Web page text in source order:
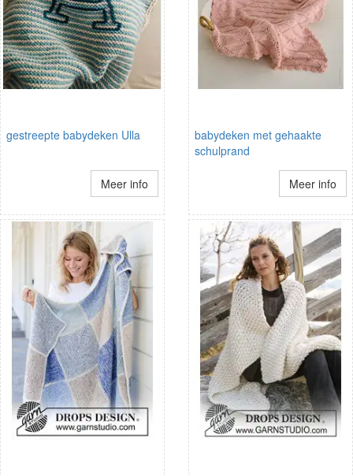
gestreepte babydeken Ulla
Meer info
babydeken met gehaakte
schulprand
Meer info